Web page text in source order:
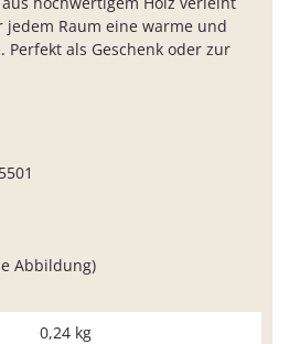
jedem Raum eine warme und
als Geschenk oder zur
Abbildung)
0,24 kg